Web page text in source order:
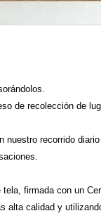
de recolección de
nuestro recorrido
firmada con un
alta calidad y